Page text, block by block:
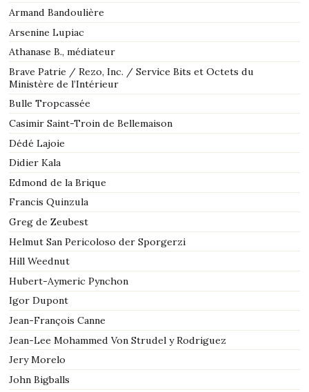
Armand Bandoulière
Arsenine Lupiac
Athanase B., médiateur
Brave Patrie / Rezo, Inc. / Service Bits et Octets du
Ministère de l’Intérieur
Bulle Tropcassée
Casimir Saint-Troin de Bellemaison
Dédé Lajoie
Didier Kala
Edmond de la Brique
Francis Quinzula
Greg de Zeubest
Helmut San Pericoloso der Sporgerzi
Hill Weednut
Hubert-Aymeric Pynchon
Igor Dupont
Jean-François Canne
Jean-Lee Mohammed Von Strudel y Rodriguez
Jery Morelo
John Bigballs